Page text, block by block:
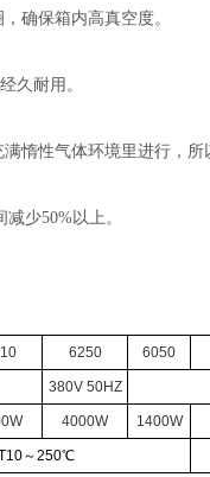
确保箱内高真空度。
久耐用。
惰性气体环境里进行，所
减少50%以上。
6250 6050
380V 50HZ
4000W 1400W
～250℃